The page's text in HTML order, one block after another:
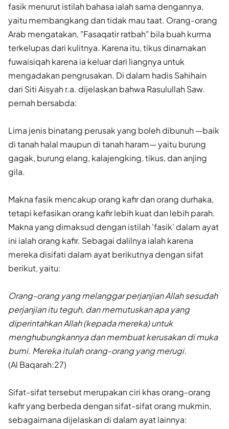
fasik menurut istilah bahasa ialah sama dengannya,
yaitu membangkang dan tidak mau taat. Orang-orang
Arab mengatakan, "Fasaqatir ratbah" bila buah kurma
terkelupas dari kulitnya. Karena itu, tikus dinamakan
fuwaisiqah karena ia keluar dari liangnya untuk
mengadakan pengrusakan. Di dalam hadis Sahihain
dari Siti Aisyah r.a. dijelaskan bahwa Rasulullah Saw.
pernah bersabda:
Lima jenis binatang perusak yang boleh dibunuh —baik
di tanah halal maupun di tanah haram— yaitu burung
gagak, burung elang, kalajengking, tikus, dan anjing
gila.
Makna fasik mencakup orang kafir dan orang durhaka,
tetapi kefasikan orang kafir lebih kuat dan lebih parah.
Makna yang dimaksud dengan istilah 'fasik' dalam ayat
ini ialah orang kafir. Sebagai dalilnya ialah karena
mereka disifati dalam ayat berikutnya dengan sifat
berikut, yaitu:
Orang-orang yang melanggar perjanjian Allah sesudah
perjanjian itu teguh, dan memutuskan apa yang
diperintahkan Allah (kepada mereka) untuk
menghubungkannya dan membuat kerusakan di muka
bumi. Mereka itulah orang-orang yang merugi.
(Al Baqarah:27)
Sifat-sifat tersebut merupakan ciri khas orang-orang
kafir yang berbeda dengan sifat-sifat orang mukmin,
sebagaimana dijelaskan di dalam ayat lainnya: